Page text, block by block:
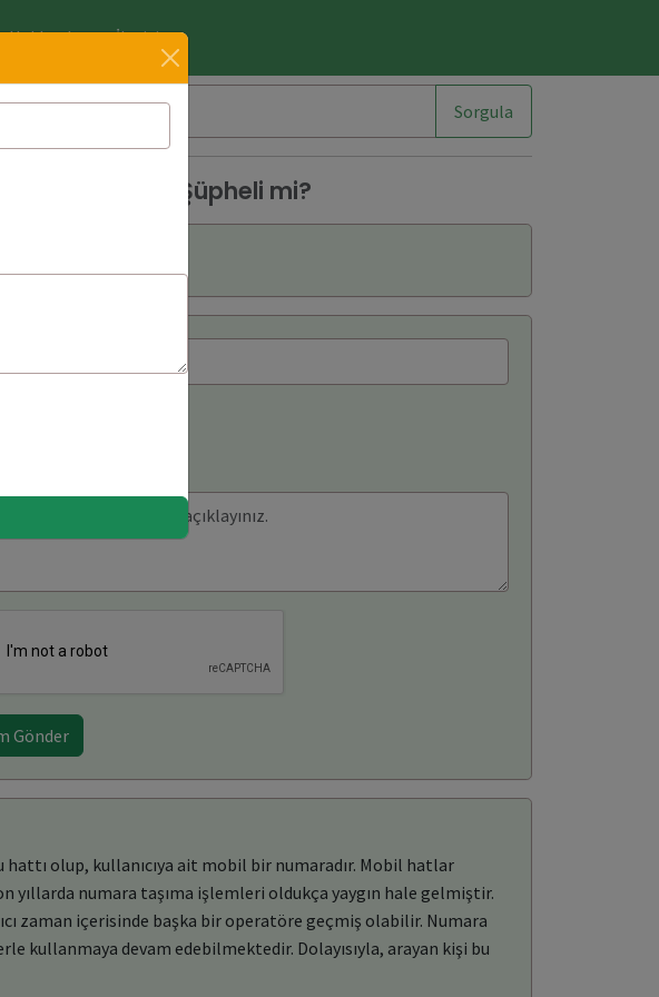
Hakkında İletişim
Sorgula
05071061928 Şüpheli mi?
Gönder
olup, kullanıcıya ait mobil bir numaradır. Mobil hatlar
yıllarda numara taşıma işlemleri oldukça yaygın hale gelmiştir.
zaman içerisinde başka bir operatöre geçmiş olabilir. Numara
kullanmaya devam edebilmektedir. Dolayısıyla, arayan kişi bu